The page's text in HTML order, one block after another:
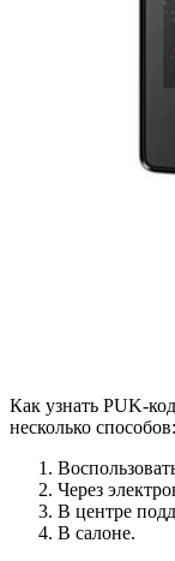
Как узнать PUK-
несколько способов:
Через
В центре
В салоне.